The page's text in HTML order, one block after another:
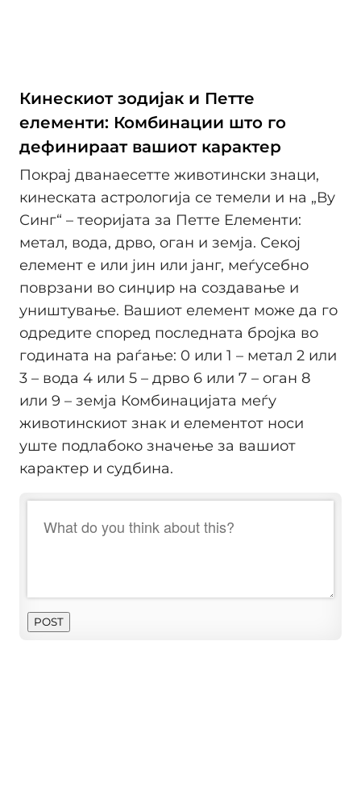
Кинескиот зодијак и Петте
елементи: Комбинации што го
дефинираат вашиот карактер
Покрај дванаесетте животински знаци,
кинеската астрологија се темели и на „Ву
Синг“ – теоријата за Петте Елементи:
метал, вода, дрво, оган и земја. Секој
елемент е или јин или јанг, меѓусебно
поврзани во синџир на создавање и
уништување. Вашиот елемент може да го
одредите според последната бројка во
годината на раѓање: 0 или 1 – метал 2 или
3 – вода 4 или 5 – дрво 6 или 7 – оган 8
или 9 – земја Комбинацијата меѓу
животинскиот знак и елементот носи
уште подлабоко значење за вашиот
карактер и судбина.
POST